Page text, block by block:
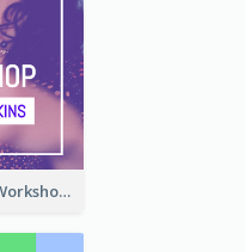
Creative Imagery Workshop Instagram Stories